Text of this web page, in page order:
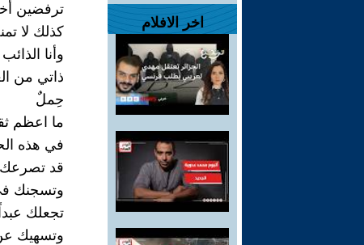
اخر الافلام
ترفضين
كذلك لا
وأنا
ذاتي من
حِملٌ
ما اعظم
في هذه
قد
وتسجنك
تجعلك
وتسهيك عن